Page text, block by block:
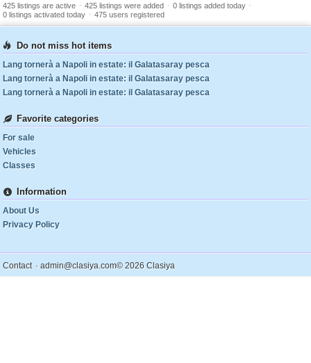
425 listings are active - 425 listings were added - 0 listings added today -
0 listings activated today - 475 users registered
Do not miss hot items
Lang tornerà a Napoli in estate: il Galatasaray pesca
Lang tornerà a Napoli in estate: il Galatasaray pesca
Lang tornerà a Napoli in estate: il Galatasaray pesca
Favorite categories
For sale
Vehicles
Classes
Information
About Us
Privacy Policy
Contact . admin@clasiya.com© 2026 Clasiya